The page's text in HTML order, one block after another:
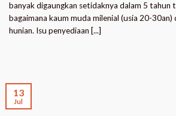
banyak digaungkan setidaknya dalam 5 tahun
bagaimana kaum muda milenial (usia 20-30an)
hunian. Isu penyediaan [...]
13
Jul